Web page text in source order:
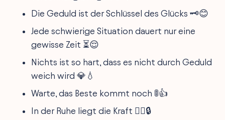
Die Geduld ist der Schlüssel des Glücks 🗝️😊
Jede schwierige Situation dauert nur eine
gewisse Zeit ⏳😌
Nichts ist so hart, dass es nicht durch Geduld
weich wird 💎💧
Warte, das Beste kommt noch 🚦👍
In der Ruhe liegt die Kraft 🏋️‍♂️🔒